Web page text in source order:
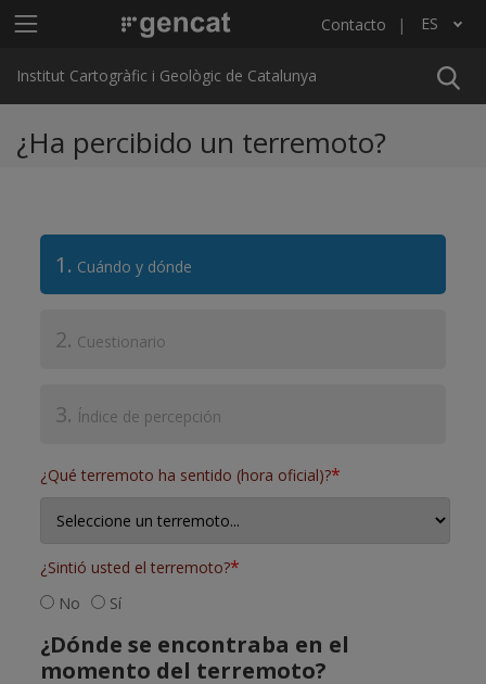
Menú principal ICGC Contacto ES
Lista adicional de acciones
Institut Cartogràfic i Geològic de Catalunya
¿Ha percibido un terremoto?
1. Cuándo y dónde
2. Cuestionario
3. Índice de percepción
¿Qué terremoto ha sentido (hora oficial)?*
¿Sintió usted el terremoto?*
No Sí
¿Dónde se encontraba en el
momento del terremoto?